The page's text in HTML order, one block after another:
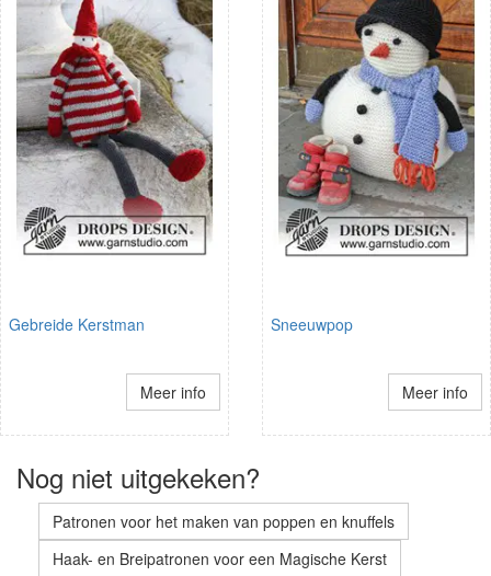
Gebreide Kerstman
Meer info
Sneeuwpop
Meer info
Nog niet uitgekeken?
Patronen voor het maken van poppen en knuffels
Haak- en Breipatronen voor een Magische Kerst